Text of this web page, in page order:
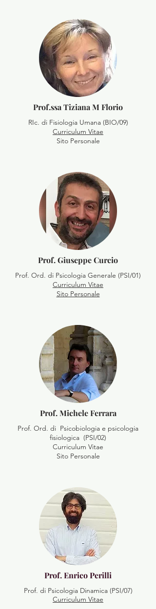
Prof.ssa Tiziana M Florio
RIc. di Fisiologia Umana (BIO/09)
Curriculum Vitae
Sito Personale
Prof. Giuseppe Curcio
Prof. Ord. di Psicologia Generale (PSI/01)
Curriculum Vitae
Sito Personale
Prof. Michele Ferrara
Prof. Ord. di Psicobiologia e psicologia
fisiologica (PSI/02)
Curriculum Vitae
Sito Personale
Prof. Enrico Perilli
Prof. di Psicologia Dinamica (PSI/07)
Curriculum Vitae